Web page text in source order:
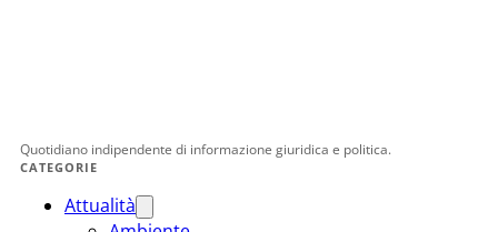
Quotidiano indipendente di informazione giuridica e politica.
CATEGORIE
Attualità